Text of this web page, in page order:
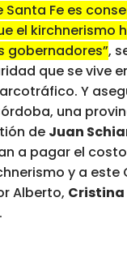
Santa Fe es
el kirchnerismo
gobernadores”,
que se vive
Y
una
de Juan
a pagar el
y a este
Alberto, Cristina